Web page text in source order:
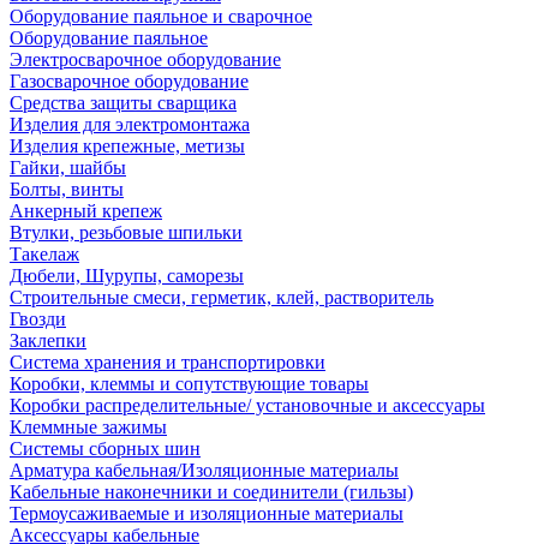
Оборудование паяльное и сварочное
Оборудование паяльное
Электросварочное оборудование
Газосварочное оборудование
Средства защиты сварщика
Изделия для электромонтажа
Изделия крепежные, метизы
Гайки, шайбы
Болты, винты
Анкерный крепеж
Втулки, резьбовые шпильки
Такелаж
Дюбели, Шурупы, саморезы
Строительные смеси, герметик, клей, растворитель
Гвозди
Заклепки
Система хранения и транспортировки
Коробки, клеммы и сопутствующие товары
Коробки распределительные/ установочные и аксессуары
Клеммные зажимы
Системы сборных шин
Арматура кабельная/Изоляционные материалы
Кабельные наконечники и соединители (гильзы)
Термоусаживаемые и изоляционные материалы
Аксессуары кабельные